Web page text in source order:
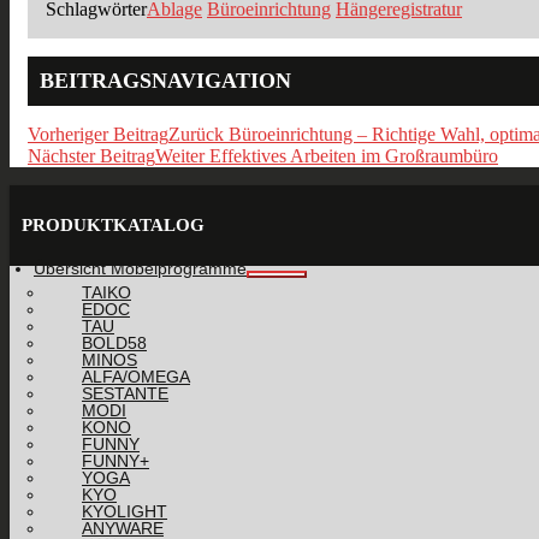
SchlagwörterAblage Büroeinrichtung Hängeregistratur
BEITRAGSNAVIGATION
Vorheriger BeitragZurück Büroeinrichtung – Richtige Wahl,
Nächster BeitragWeiter Effektives Arbeiten im Großraumbüro
PRODUKTKATALOG
Übersicht Möbelprogramme
TAIKO
EDOC
TAU
BOLD58
MINOS
ALFA/OMEGA
SESTANTE
MODI
KONO
FUNNY
FUNNY+
YOGA
KYO
KYOLIGHT
ANYWARE